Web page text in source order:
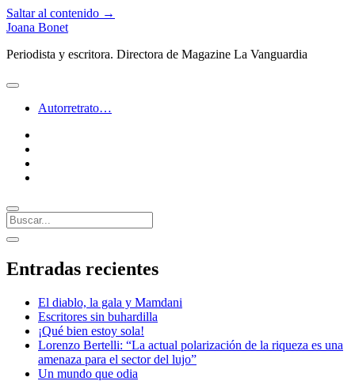
Saltar al contenido →
Joana Bonet
Periodista y escritora. Directora de Magazine La Vanguardia
abrir
Autorretrato…
Buscar
Barra
lateral
abrir
lateral
Entradas recientes
El diablo, la gala y Mamdani
Escritores sin buhardilla
¡Qué bien estoy sola!
Lorenzo Bertelli: “La actual polarización de la riqueza es una
amenaza para el sector del lujo”
Un mundo que odia